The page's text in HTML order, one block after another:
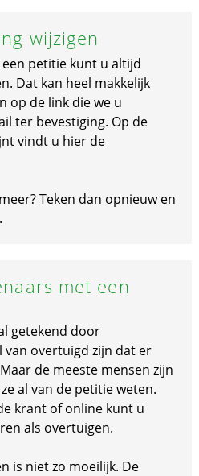
wijzigen
petitie kunt u altijd
Dat kan heel makkelijk
op de link die we u
ter bevestiging. Op de
vindt u hier de
Teken dan opnieuw en
met een
getekend door
van overtuigd zijn dat er
de meeste mensen zijn
al van de petitie weten.
krant of online kunt u
als overtuigen.
is niet zo moeilijk. De